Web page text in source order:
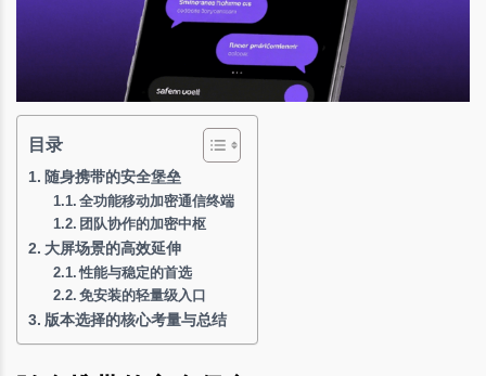
目录
随身携带的安全堡垒
全功能移动加密通信终端
团队协作的加密中枢
大屏场景的高效延伸
性能与稳定的首选
免安装的轻量级入口
版本选择的核心考量与总结